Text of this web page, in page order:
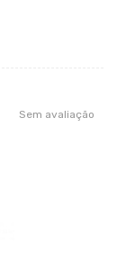
Sem avaliação